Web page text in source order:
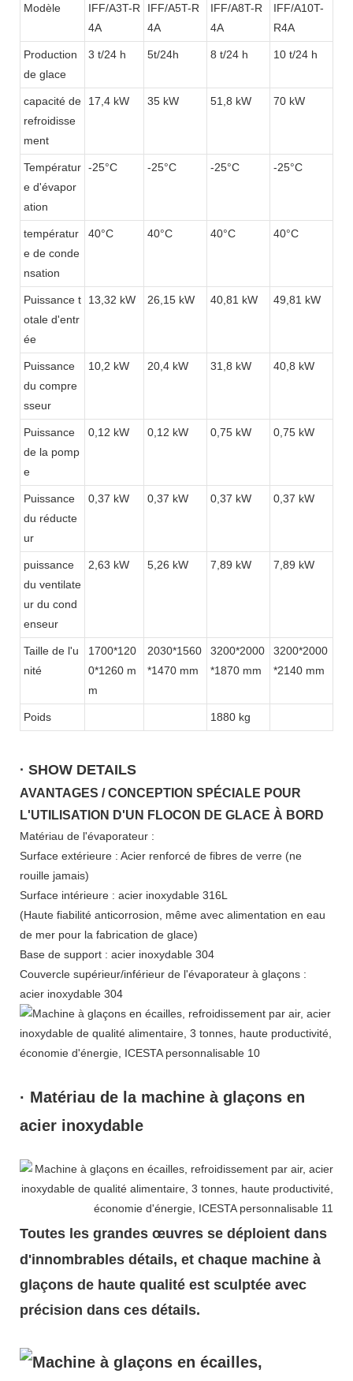
Modèle
IFF/A3T-R
4A
IFF/A5T-R
4A
IFF/A8T-R
4A
IFF/A10T-
R4A
Production
de glace
3 t/24 h 5t/24h 8 t/24 h 10 t/24 h
capacité de
refroidisse
ment
17,4 kW 35 kW 51,8 kW 70 kW
Températur
e d'évapor
ation
-25°C -25°C -25°C -25°C
températur
e de conde
nsation
40°C 40°C 40°C 40°C
Puissance t
otale d'entr
ée
13,32 kW 26,15 kW 40,81 kW 49,81 kW
Puissance
du compre
sseur
10,2 kW 20,4 kW 31,8 kW 40,8 kW
Puissance
de la pomp
e
0,12 kW 0,12 kW 0,75 kW 0,75 kW
Puissance
du réducte
ur
0,37 kW 0,37 kW 0,37 kW 0,37 kW
puissance
du ventilate
ur du cond
enseur
2,63 kW 5,26 kW 7,89 kW 7,89 kW
Taille de l'u
nité
1700*120
0*1260 m
m
2030*1560
*1470 mm
3200*2000
*1870 mm
3200*2000
*2140 mm
Poids 1880 kg
· SHOW DETAILS
AVANTAGES / CONCEPTION SPÉCIALE POUR
L'UTILISATION D'UN FLOCON DE GLACE À BORD
Matériau de l'évaporateur :
Surface extérieure : Acier renforcé de fibres de verre (ne
rouille jamais)
Surface intérieure : acier inoxydable 316L
(Haute fiabilité anticorrosion, même avec alimentation en eau
de mer pour la fabrication de glace)
Base de support : acier inoxydable 304
Couvercle supérieur/inférieur de l'évaporateur à glaçons :
acier inoxydable 304
· Matériau de la machine à glaçons en
acier inoxydable
Toutes les grandes œuvres se déploient dans
d'innombrables détails, et chaque machine à
glaçons de haute qualité est sculptée avec
précision dans ces détails.